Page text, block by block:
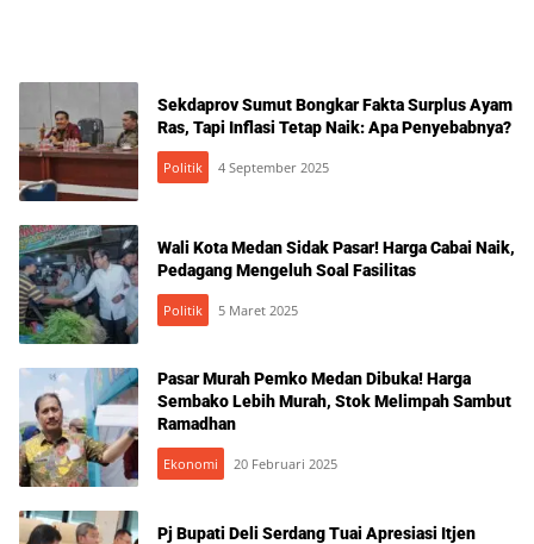
Sekdaprov Sumut Bongkar Fakta Surplus Ayam
Ras, Tapi Inflasi Tetap Naik: Apa Penyebabnya?
Politik 4 September 2025
Wali Kota Medan Sidak Pasar! Harga Cabai Naik,
Pedagang Mengeluh Soal Fasilitas
Politik 5 Maret 2025
Pasar Murah Pemko Medan Dibuka! Harga
Sembako Lebih Murah, Stok Melimpah Sambut
Ramadhan
Ekonomi 20 Februari 2025
Pj Bupati Deli Serdang Tuai Apresiasi Itjen